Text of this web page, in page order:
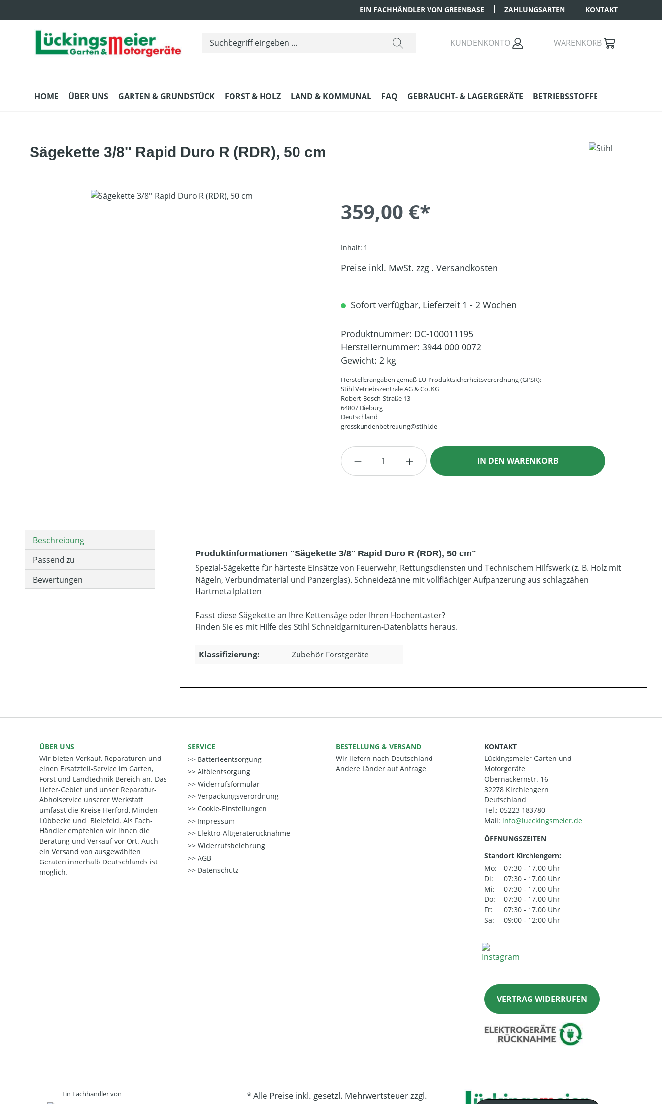
EIN FACHHÄNDLER VON GREENBASE ZAHLUNGSARTEN KONTAKT
KUNDENKONTO WARENKORB
HOME ÜBER UNS GARTEN & GRUNDSTÜCK FORST & HOLZ LAND & KOMMUNAL FAQ GEBRAUCHT- & LAGERGERÄTE BETRIEBSSTOFFE
Sägekette 3/8'' Rapid Duro R (RDR), 50 cm
Bildergalerie überspringen
359,00 €*
Inhalt: 1
Preise inkl. MwSt. zzgl. Versandkosten
Sofort verfügbar, Lieferzeit 1 - 2 Wochen
Produktnummer: DC-100011195
Herstellernummer: 3944 000 0072
Gewicht: 2 kg
Herstellerangaben gemäß EU-Produktsicherheitsverordnung (GPSR):
Stihl Vetriebszentrale AG & Co. KG
Robert-Bosch-Straße 13
64807 Dieburg
Deutschland
grosskundenbetreuung@stihl.de
Produkt Anzahl: Gib den gewünschten Wert ein oder
IN DEN WARENKORB
Beschreibung
Passend zu
Bewertungen
Produktinformationen "Sägekette 3/8'' Rapid Duro R (RDR), 50 cm"
Spezial-Sägekette für härteste Einsätze von Feuerwehr, Rettungsdiensten und Technischem Hilfswerk (z. B. Holz mit
Nägeln, Verbundmaterial und Panzerglas). Schneidezähne mit vollflächiger Aufpanzerung aus schlagzähen
Hartmetallplatten
Passt diese Sägekette an Ihre Kettensäge oder Ihren Hochentaster?
Finden Sie es mit Hilfe des Stihl Schneidgarnituren-Datenblatts heraus.
Klassifizierung: Zubehör Forstgeräte
ÜBER UNS
Wir bieten Verkauf, Reparaturen und
einen Ersatzteil-Service im Garten,
Forst und Landtechnik Bereich an. Das
Liefer-Gebiet und unser Reparatur-
Abholservice unserer Werkstatt
umfasst die Kreise Herford, Minden-
Lübbecke und Bielefeld. Als Fach-
Händler empfehlen wir ihnen die
Beratung und Verkauf vor Ort. Auch
ein Versand von ausgewählten
Geräten innerhalb Deutschlands ist
möglich.
SERVICE
Batterieentsorgung
Altölentsorgung
Widerrufsformular
Verpackungsverordnung
Cookie-Einstellungen
Impressum
Elektro-Altgeräterücknahme
Widerrufsbelehrung
AGB
Datenschutz
BESTELLUNG & VERSAND
Wir liefern nach Deutschland
Andere Länder auf Anfrage
KONTAKT
Lückingsmeier Garten und
Motorgeräte
Obernackernstr. 16
32278 Kirchlengern
Deutschland
Tel.: 05223 183780
Mail:
ÖFFNUNGSZEITEN
Standort Kirchlengern:
Mo:
07:30 - 17.00 Uhr
Di:
07:30 - 17.00 Uhr
Mi:
07:30 - 17.00 Uhr
Do:
07:30 - 17.00 Uhr
Fr:
07:30 - 17.00 Uhr
Sa:
09:00 - 12:00 Uhr
VERTRAG WIDERRUFEN
Ein Fachhändler von
* Alle Preise inkl. gesetzl. Mehrwertsteuer zzgl.